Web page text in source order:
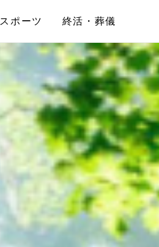
スポーツ 終活・葬儀